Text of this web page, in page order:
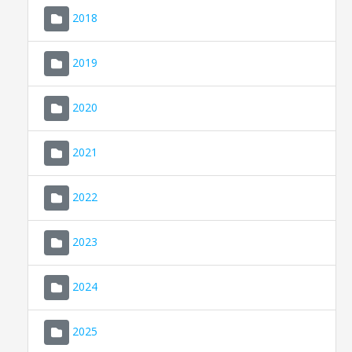
2018
2019
2020
2021
2022
2023
2024
2025